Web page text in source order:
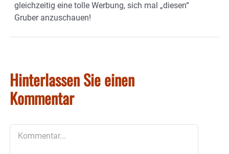
gleichzeitig eine tolle Werbung, sich mal „diesen“
Gruber anzuschauen!
Hinterlassen Sie einen
Kommentar